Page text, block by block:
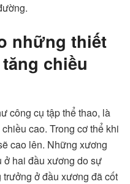
những thiết
chiều
công cụ tập thể thao, là
cao. Trong cơ thể khi
cao lên. Những xương
ở hai đầu xương do sự
ở đầu xương đã cốt